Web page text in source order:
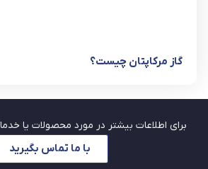
گاز مرکاپتان چیست؟
برای اطلاعات بیشتر در مورد محصولات یا
با ما تماس بگیرید